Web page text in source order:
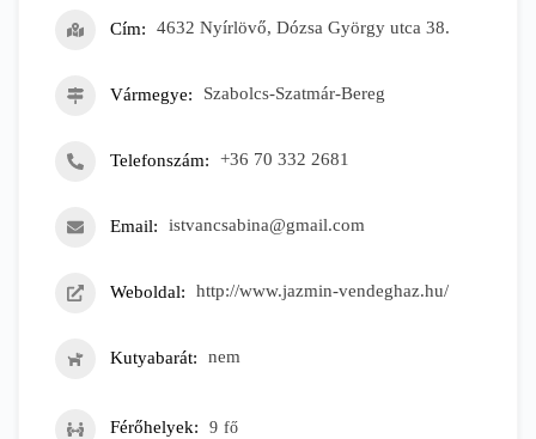
Cím 4632 Nyírlövő, Dózsa György utca 38.
Vármegye Szabolcs-Szatmár-Bereg
Telefonszám +36 70 332 2681
Email istvancsabina@gmail.com
Weboldal http://www.jazmin-vendeghaz.hu/
Kutyabarát nem
Férőhelyek 9 fő